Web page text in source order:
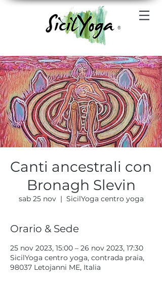
®
Canti ancestrali con
Bronagh Slevin
sab 25 nov
  |
SicilYoga centro yoga
Orario & Sede
25 nov 2023, 15:00 – 26 nov 2023, 17:30
SicilYoga centro yoga, contrada praia,
98037 Letojanni ME, Italia